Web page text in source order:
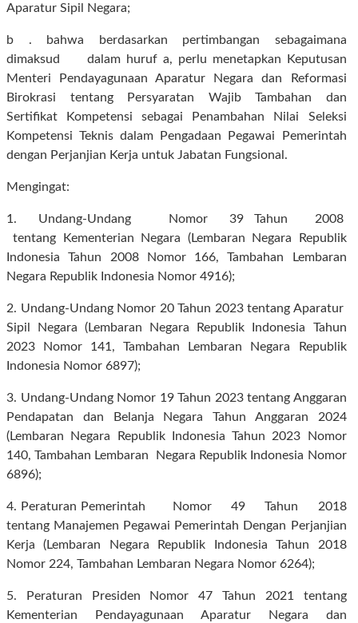
Aparatur Sipil Negara;
b . bahwa berdasarkan pertimbangan sebagaimana
dimaksud dalam huruf a, perlu menetapkan Keputusan
Menteri Pendayagunaan Aparatur Negara dan Reformasi
Birokrasi tentang Persyaratan Wajib Tambahan dan
Sertifikat Kompetensi sebagai Penambahan Nilai Seleksi
Kompetensi Teknis dalam Pengadaan Pegawai Pemerintah
dengan Perjanjian Kerja untuk Jabatan Fungsional.
Mengingat:
1. Undang-Undang Nomor 39 Tahun 2008
tentang Kementerian Negara (Lembaran Negara Republik
Indonesia Tahun 2008 Nomor 166, Tambahan Lembaran
Negara Republik Indonesia Nomor 4916);
2. Undang-Undang Nomor 20 Tahun 2023 tentang Aparatur
Sipil Negara (Lembaran Negara Republik Indonesia Tahun
2023 Nomor 141, Tambahan Lembaran Negara Republik
Indonesia Nomor 6897);
3. Undang-Undang Nomor 19 Tahun 2023 tentang Anggaran
Pendapatan dan Belanja Negara Tahun Anggaran 2024
(Lembaran Negara Republik Indonesia Tahun 2023 Nomor
140, Tambahan Lembaran Negara Republik Indonesia Nomor
6896);
4. Peraturan Pemerintah Nomor 49 Tahun 2018
tentang Manajemen Pegawai Pemerintah Dengan Perjanjian
Kerja (Lembaran Negara Republik Indonesia Tahun 2018
Nomor 224, Tambahan Lembaran Negara Nomor 6264);
5. Peraturan Presiden Nomor 47 Tahun 2021 tentang
Kementerian Pendayagunaan Aparatur Negara dan